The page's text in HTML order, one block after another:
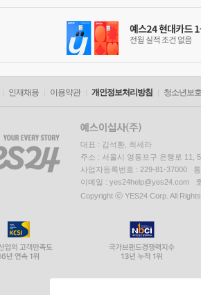
인재채용 이용약관 개인정보처리방침 청소년보
대표 : 김석환, 최세라
주소 : 서울시 영등포구 은행로 11,
사업자등록번호 : 229-81-37000
이메일 : yes24help@yes24.com
Copyright ⓒ YES24 Corp. All